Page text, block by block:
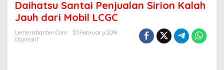
Kalah
Jauh
dari
Mobil
Daihatsu Santai Penjualan Sirion Kalah
Jauh dari Mobil LCGC
Lenterabanten.com
20 February 2018
Otomatif